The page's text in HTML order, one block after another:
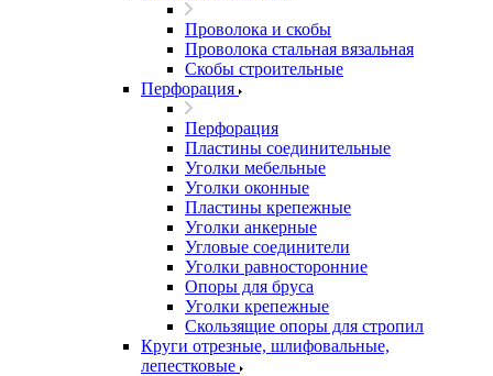
Проволока и скобы
Проволока стальная вязальная
Скобы строительные
Перфорация
Перфорация
Пластины соединительные
Уголки мебельные
Уголки оконные
Пластины крепежные
Уголки анкерные
Угловые соединители
Уголки равносторонние
Опоры для бруса
Уголки крепежные
Скользящие опоры для стропил
Круги отрезные, шлифовальные,
лепестковые